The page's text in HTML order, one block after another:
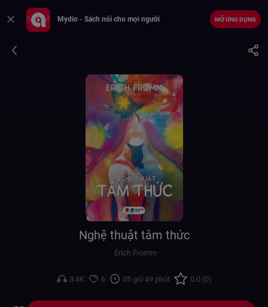
Mydio - Sách nói cho mọi người MỞ ỨNG DỤNG
Nghệ thuật tâm thức
Erich Fromm
3.4K 6 05 giờ 49 phút 0.0 (0)